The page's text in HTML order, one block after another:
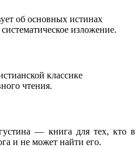
об основных истинах
изложение.
классике
чтения.
— книга для тех, кто в
и не может найти его.